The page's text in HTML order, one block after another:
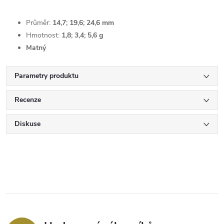
Průměr: 14,7; 19,6; 24,6 mm
Hmotnost: 1,8; 3,4; 5,6 g
Matný
Parametry produktu
Recenze
Diskuse